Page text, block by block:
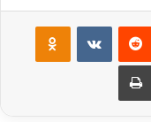
‏VKontakte
طباعة